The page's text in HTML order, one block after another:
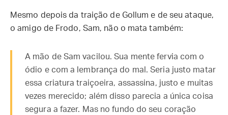
Mesmo depois da traição de Gollum e de seu ataque,
o amigo de Frodo, Sam, não o mata também:
A mão de Sam vacilou. Sua mente fervia com o
ódio e com a lembrança do mal. Seria justo matar
essa criatura traiçoeira, assassina, justo e muitas
vezes merecido; além disso parecia a única coisa
segura a fazer. Mas no fundo do seu coração